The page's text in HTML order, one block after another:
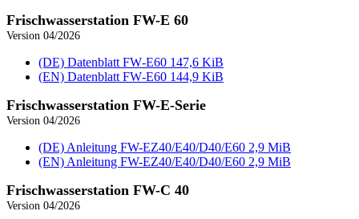
Frischwasser­station FW-E 60
Version 04/2026
(DE) Datenblatt FW‑E60 147,6 KiB
(EN) Datenblatt FW‑E60 144,9 KiB
Frischwasser­station FW-E-Serie
Version 04/2026
(DE) Anleitung FW-EZ40/E40/D40/E60 2,9 MiB
(EN) Anleitung FW-EZ40/E40/D40/E60 2,9 MiB
Frischwasser­station FW-C 40
Version 04/2026